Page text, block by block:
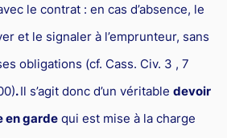
le contrat : en cas d’absence, le
et le signaler à l’emprunteur, sans
obligations (cf. Cass. Civ. 3 , 7
.Il s’agit donc d’un véritable devoir
en gardequi est mise à la charge